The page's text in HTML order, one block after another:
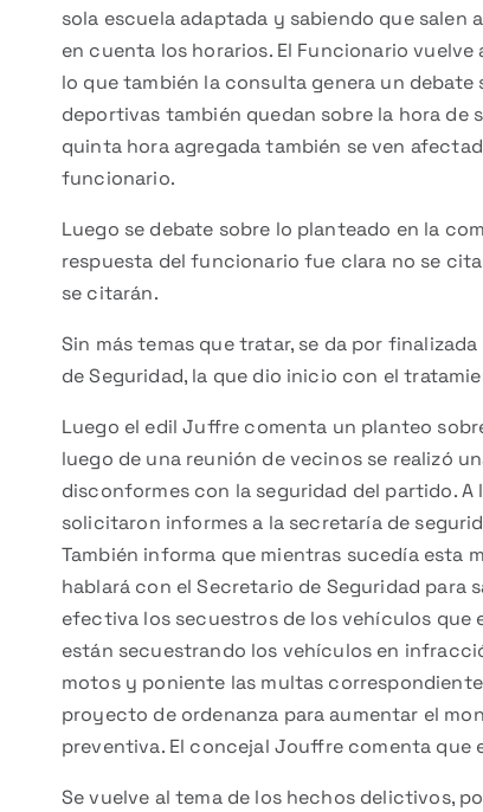
sola escuela adaptada y sabiendo que salen
en cuenta los horarios. El Funcionario
lo que también la consulta genera un
deportivas también quedan sobre la hora de
quinta hora agregada también se ven
funcionario.
Luego se debate sobre lo planteado en la
respuesta del funcionario fue clara no se
se citarán.
Sin más temas que tratar, se da por
de Seguridad, la que dio inicio con el
Luego el edil Juffre comenta un planteo
luego de una reunión de vecinos se realizó
disconformes con la seguridad del partido.
solicitaron informes a la secretaría de
También informa que mientras sucedía esta
hablará con el Secretario de Seguridad para
efectiva los secuestros de los vehículos
están secuestrando los vehículos en
motos y poniente las multas
proyecto de ordenanza para aumentar el
preventiva. El concejal Jouffre comenta que
Se vuelve al tema de los hechos delictivos,